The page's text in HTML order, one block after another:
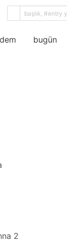
bugün
rastgele
2